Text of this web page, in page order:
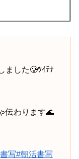
ました🥲ﾂｲﾃﾅ
伝わります🌊
写#朝活書写